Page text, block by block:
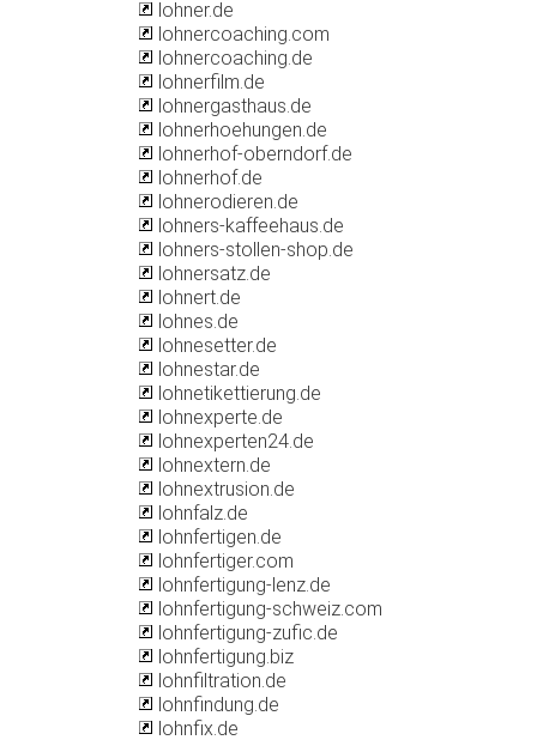
lohner.de
lohnercoaching.com
lohnercoaching.de
lohnerfilm.de
lohnergasthaus.de
lohnerhoehungen.de
lohnerhof-oberndorf.de
lohnerhof.de
lohnerodieren.de
lohners-kaffeehaus.de
lohners-stollen-shop.de
lohnersatz.de
lohnert.de
lohnes.de
lohnesetter.de
lohnestar.de
lohnetikettierung.de
lohnexperte.de
lohnexperten24.de
lohnextern.de
lohnextrusion.de
lohnfalz.de
lohnfertigen.de
lohnfertiger.com
lohnfertigung-lenz.de
lohnfertigung-schweiz.com
lohnfertigung-zufic.de
lohnfertigung.biz
lohnfiltration.de
lohnfindung.de
lohnfix.de